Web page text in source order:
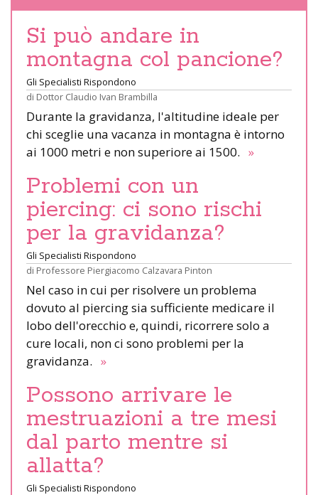
Si può andare in
montagna col pancione?
Gli Specialisti Rispondono
di Dottor Claudio Ivan Brambilla
Durante la gravidanza, l'altitudine ideale per
chi sceglie una vacanza in montagna è intorno
ai 1000 metri e non superiore ai 1500. »
Problemi con un
piercing: ci sono rischi
per la gravidanza?
Gli Specialisti Rispondono
di Professore Piergiacomo Calzavara Pinton
Nel caso in cui per risolvere un problema
dovuto al piercing sia sufficiente medicare il
lobo dell'orecchio e, quindi, ricorrere solo a
cure locali, non ci sono problemi per la
gravidanza. »
Possono arrivare le
mestruazioni a tre mesi
dal parto mentre si
allatta?
Gli Specialisti Rispondono